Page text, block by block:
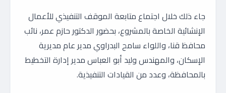
جاء ذلك خلال اجتماع متابعة الموقف التنفيذي للأعمال
الإنشائية الخاصة بالمشروع، بحضور الدكتور حازم عمر، نائب
محافظ قنا، واللواء سامح البدراوي مدير عام مديرية
الإسكان، والمهندس وليد أبو العباس مدير إدارة التخطيط
بالمحافظة، وعدد من القيادات التنفيذية.